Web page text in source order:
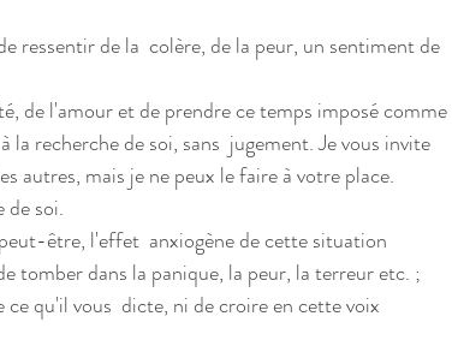
recherche de soi, sans  jugement. Je vous invite
autres, mais je ne peux le faire à votre place.
de soi.
tomber dans la panique, la peur, la terreur etc. ;